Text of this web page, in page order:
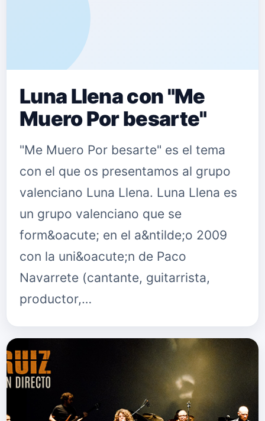
Luna Llena con "Me
Muero Por besarte"
"Me Muero Por besarte" es el tema
con el que os presentamos al grupo
valenciano Luna Llena. Luna Llena es
un grupo valenciano que se
form&oacute; en el a&ntilde;o 2009
con la uni&oacute;n de Paco
Navarrete (cantante, guitarrista,
productor,…